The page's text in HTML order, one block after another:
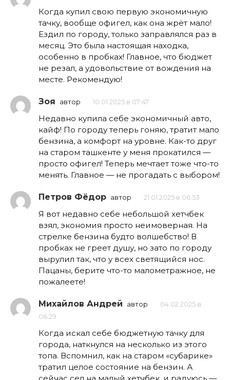
Когда купил свою первую экономичную
тачку, вообще офигел, как она жрёт мало!
Ездил по городу, только заправлялся раз в
месяц. Это была настоящая находка,
особенно в пробках! Главное, что бюджет
не резал, а удовольствие от вождения на
месте. Рекомендую!
Зоя автор 10.01.2025 в 07:47
Недавно купила себе экономичный авто,
кайф! По городу теперь гоняю, тратит мало
бензина, а комфорт на уровне. Как-то друг
на старом ташкенте у меня прокатился —
просто офигел! Теперь мечтает тоже что-то
менять. Главное — не прогадать с выбором!
Петров Фёдор автор 21.01.2025 в 06:53
Я вот недавно себе небольшой хетчбек
взял, экономия просто неимоверная. На
стрелке бензина будто волшебство! В
пробках не греет душу, но зато по городу
вырулил так, что у всех светящийся нос.
Пацаны, берите что-то малометражное, не
пожалеете!
Михайлов Андрей автор
04.02.2025 в
06:29
Когда искал себе бюджетную тачку для
города, наткнулся на несколько из этого
топа. Вспомнил, как на старом «субарике»
тратил целое состояние на бензин. А
сейчас сел на малый хетчбек, и радуюсь —